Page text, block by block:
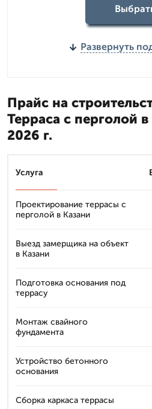
Развернуть
Прайс на
Терраса с перголой в
2026 г.
Услуга
Проектирование террасы с
перголой в Казани
Выезд замерщика на объект
в Казани
Подготовка основания под
террасу
Монтаж свайного
фундамента
Устройство бетонного
основания
Сборка каркаса террасы